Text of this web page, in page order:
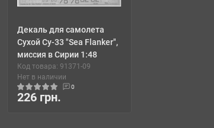
Декаль для самолета
Сухой Су-33 "Sea Flanker",
миссия в Сирии 1:48
Код товара: 91371-09
Нет в наличии
0
226 грн.